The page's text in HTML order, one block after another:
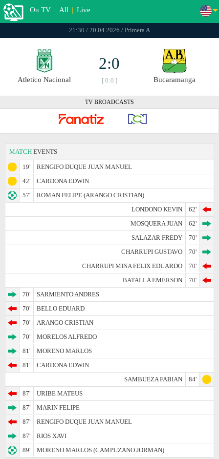
On TV | All | Live
21:30 / 20.04.2026 / Primera A
Atletico Nacional
2:0
[ 0:0 ] Bucaramanga
TV BROADCASTS
MATCH EVENTS
19'
RENGIFO DUQUE JUAN MANUEL
42'
CARDONA EDWIN
57'
ROMAN FELIPE (ARANGO CRISTIAN)
LONDONO KEVIN
62'
MOSQUERA JUAN
62'
SALAZAR FREDY
70'
CHARRUPI GUSTAVO
70'
CHARRUPI MINA FELIX EDUARDO
70'
BATALLA EMERSON
70'
70'
SARMIENTO ANDRES
70'
BELLO EDUARD
70'
ARANGO CRISTIAN
70'
MORELOS ALFREDO
81'
MORENO MARLOS
81'
CARDONA EDWIN
SAMBUEZA FABIAN
84'
87'
URIBE MATEUS
87'
MARIN FELIPE
87'
RENGIFO DUQUE JUAN MANUEL
87'
RIOS XAVI
89'
MORENO MARLOS (CAMPUZANO JORMAN)